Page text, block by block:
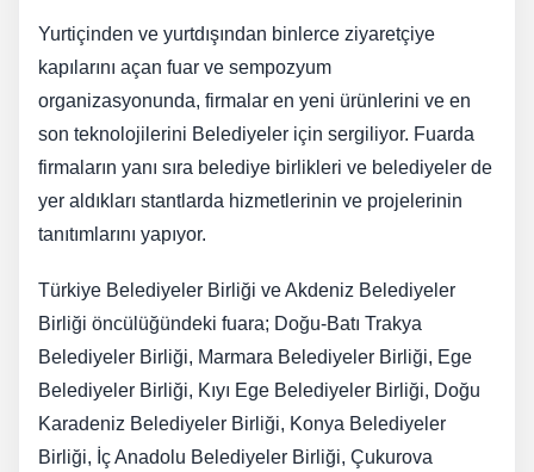
Yurtiçinden ve yurtdışından binlerce ziyaretçiye
kapılarını açan fuar ve sempozyum
organizasyonunda, firmalar en yeni ürünlerini ve en
son teknolojilerini Belediyeler için sergiliyor. Fuarda
firmaların yanı sıra belediye birlikleri ve belediyeler de
yer aldıkları stantlarda hizmetlerinin ve projelerinin
tanıtımlarını yapıyor.
Türkiye Belediyeler Birliği ve Akdeniz Belediyeler
Birliği öncülüğündeki fuara; Doğu-Batı Trakya
Belediyeler Birliği, Marmara Belediyeler Birliği, Ege
Belediyeler Birliği, Kıyı Ege Belediyeler Birliği, Doğu
Karadeniz Belediyeler Birliği, Konya Belediyeler
Birliği, İç Anadolu Belediyeler Birliği, Çukurova